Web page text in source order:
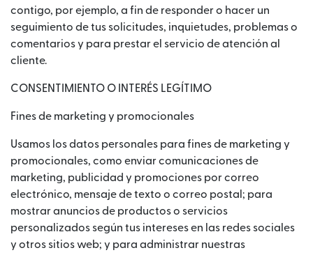
contigo, por ejemplo, a fin de responder o hacer un
seguimiento de tus solicitudes, inquietudes, problemas o
comentarios y para prestar el servicio de atención al
cliente.
CONSENTIMIENTO O INTERÉS LEGÍTIMO
Fines de marketing y promocionales
Usamos los datos personales para fines de marketing y
promocionales, como enviar comunicaciones de
marketing, publicidad y promociones por correo
electrónico, mensaje de texto o correo postal; para
mostrar anuncios de productos o servicios
personalizados según tus intereses en las redes sociales
y otros sitios web; y para administrar nuestras